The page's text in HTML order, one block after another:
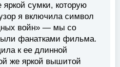
сумки, которую
я включила символ
войн» — мы со
фанатками фильма.
к ее длинной
же яркой вышитой